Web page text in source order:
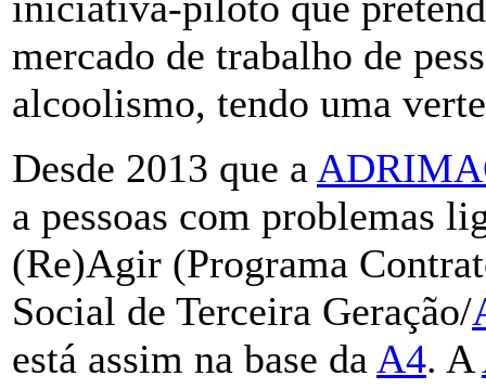
mercado de trabalho de
alcoolismo, tendo uma
Desde 2013 que a
a pessoas com problemas
(Re)Agir (Programa
Social de Terceira Geração/
está assim na base da A4. A